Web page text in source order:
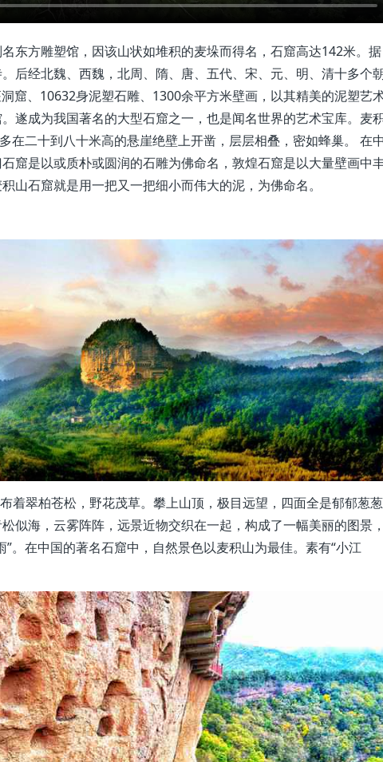
东方雕塑馆，因该山状如堆积的麦垛而得名，石窟高达142米。据
后经北魏、西魏，北周、隋、唐、五代、宋、元、明、清十多个
窟、10632身泥塑石雕、1300余平方米壁画，以其精美的泥塑艺
遂成为我国著名的大型石窟之一，也是闻名世界的艺术宝库。麦
在二十到八十米高的悬崖绝壁上开凿，层层相叠，密如蜂巢。 在
窟是以或质朴或圆润的石雕为佛命名，敦煌石窟是以大量壁画中
山石窟就是用一把又一把细小而伟大的泥，为佛命名。
着翠柏苍松，野花茂草。攀上山顶，极目远望，四面全是郁郁葱葱
似海，云雾阵阵，远景近物交织在一起，构成了一幅美丽的图景
。在中国的著名石窟中，自然景色以麦积山为最佳。素有“小江